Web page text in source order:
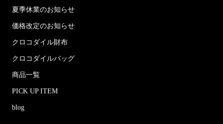
夏季休業のお知らせ
価格改定のお知らせ
クロコダイル財布
クロコダイルバッグ
商品一覧
PICK UP ITEM
blog